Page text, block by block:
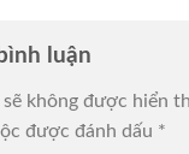
luận
sẽ không được hiển
được đánh dấu *